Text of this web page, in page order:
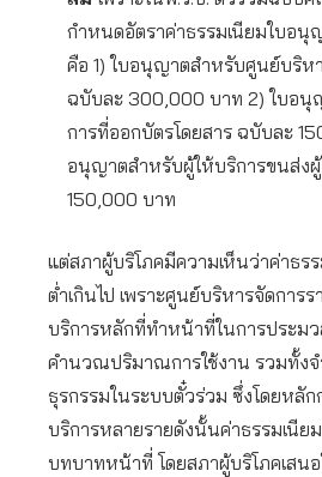
กำหนดอัตราค่าธรรมเนียมใบอ
คือ 1) ใบอนุญาตสำหรับศูนย์บริห
ฉบับละ 300,000 บาท 2) ใบอนุ
การที่ออกบัตรโดยสาร ฉบับละ
อนุญาตสำหรับผู้ให้บริการขนส่ง
150,000 บาท
แต่สภาผู้บริโภคมีความเห็นว่าค่าธร
ต่ำเกินไป เพราะศูนย์บริหารจัดการร
บริการหลักที่ทำหน้าที่ในการประม
คำนวณปริมาณการใช้งาน รวมทั้งจ
ธุรกรรมในระบบตั๋วร่วม ซึ่งโดยหลัก
บริการหลายรายดังนั้นค่าธรรมเนีย
บทบาทหน้าที่ โดยสภาผู้บริโภคเสนอ